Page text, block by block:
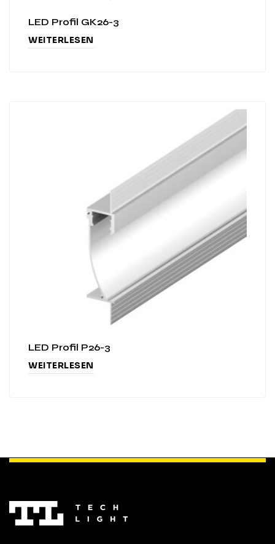
LED Profil GK26-3
WEITERLESEN
LED Profil P26-3
WEITERLESEN